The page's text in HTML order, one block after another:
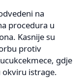
na
procedura u
Kasnije su
protiv
gdje
okviru istrage.